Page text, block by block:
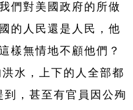
們對美國政府的所做
的人民還是人民，他
樣無情地不顧他們？
水，上下的人全部都
，甚至有官員因公殉